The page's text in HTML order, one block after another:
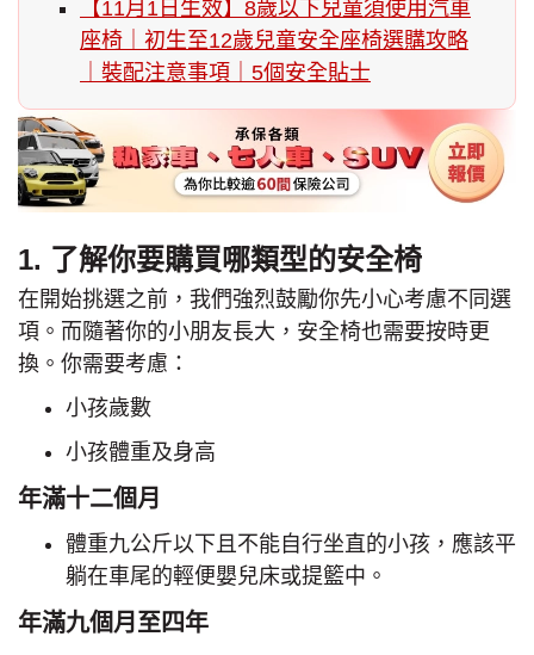
【11月1日生效】8歲以下兒童須使用汽車
座椅｜初生至12歲兒童安全座椅選購攻略
｜裝配注意事項｜5個安全貼士
1. 了解你要購買哪類型的安全椅
在開始挑選之前，我們強烈鼓勵你先小心考慮不同選
項。而隨著你的小朋友長大，安全椅也需要按時更
換。你需要考慮：
小孩歲數
小孩體重及身高
年滿十二個月
體重九公斤以下且不能自行坐直的小孩，應該平
躺在車尾的輕便嬰兒床或提籃中。
年滿九個月至四年